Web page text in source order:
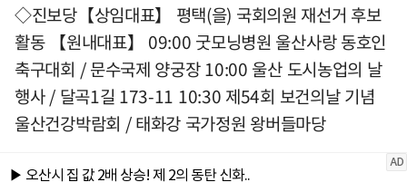
◇진보당【상임대표】 평택(을) 국회의원 재선거 후보
활동 【원내대표】 09:00 굿모닝병원 울산사랑 동호인
축구대회 / 문수국제 양궁장 10:00 울산 도시농업의 날
행사 / 달곡1길 173-11 10:30 제54회 보건의날 기념
울산건강박람회 / 태화강 국가정원 왕버들마당